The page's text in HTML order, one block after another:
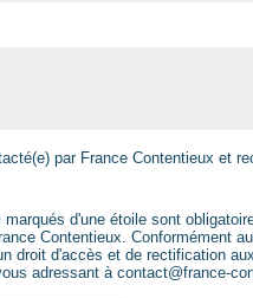
par France Contentieux et
d'une étoile sont
Contentieux. Conformément
droit d'accès et de rectification
adressant à contact@france-